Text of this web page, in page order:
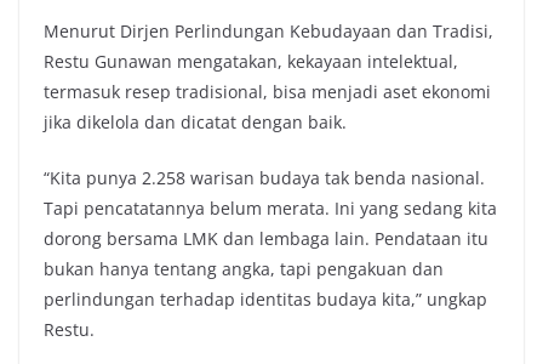
Menurut Dirjen Perlindungan Kebudayaan dan Tradisi,
Restu Gunawan mengatakan, kekayaan intelektual,
termasuk resep tradisional, bisa menjadi aset ekonomi
jika dikelola dan dicatat dengan baik.
“Kita punya 2.258 warisan budaya tak benda nasional.
Tapi pencatatannya belum merata. Ini yang sedang kita
dorong bersama LMK dan lembaga lain. Pendataan itu
bukan hanya tentang angka, tapi pengakuan dan
perlindungan terhadap identitas budaya kita,” ungkap
Restu.